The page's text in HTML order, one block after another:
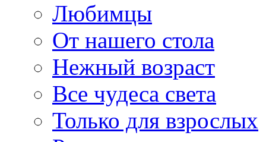
Любимцы
От нашего стола
Нежный возраст
Все чудеса света
Только для взрослых